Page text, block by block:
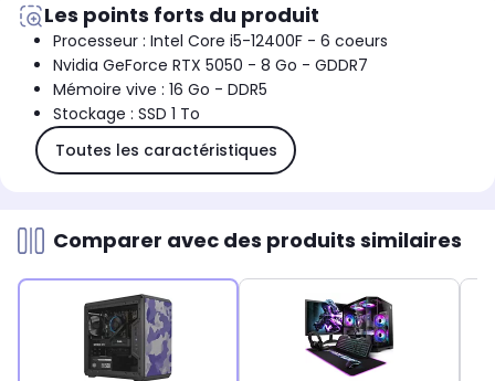
Les points forts du produit
Processeur : Intel Core i5-12400F - 6 coeurs
Nvidia GeForce RTX 5050 - 8 Go - GDDR7
Mémoire vive : 16 Go - DDR5
Stockage : SSD 1 To
Toutes les caractéristiques
Comparer avec des produits similaires